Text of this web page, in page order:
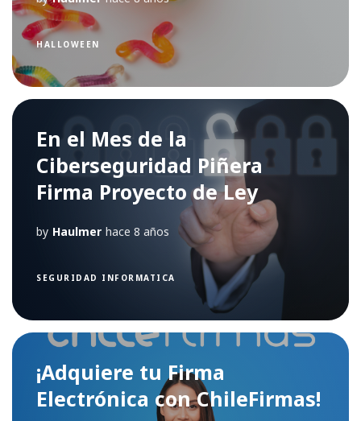
HALLOWEEN
En el Mes de la
Ciberseguridad Piñera
Firma Proyecto de Ley
by Haulmer hace 8 años
SEGURIDAD INFORMATICA
¡Adquiere tu Firma
Electrónica con ChileFirmas!